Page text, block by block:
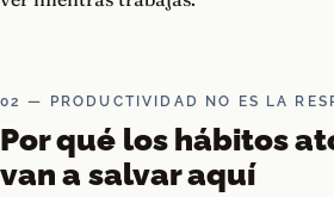
02 — PRODUCTIVIDAD NO ES LA
Por qué los hábitos
van a salvar aquí